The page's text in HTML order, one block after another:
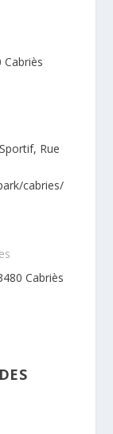
Cabriès
Rue
cabries/
Cabriès